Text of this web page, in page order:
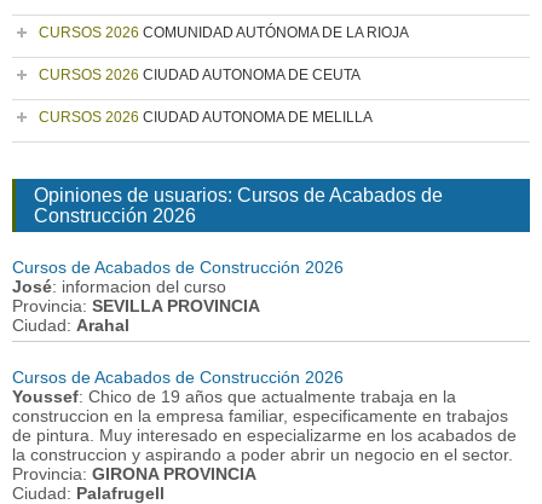
CURSOS 2026 COMUNIDAD AUTÓNOMA DE LA RIOJA
CURSOS 2026 CIUDAD AUTONOMA DE CEUTA
CURSOS 2026 CIUDAD AUTONOMA DE MELILLA
Opiniones de usuarios: Cursos de Acabados de
Construcción 2026
Cursos de Acabados de Construcción 2026
José: informacion del curso
Provincia: SEVILLA PROVINCIA
Ciudad: Arahal
Cursos de Acabados de Construcción 2026
Youssef: Chico de 19 años que actualmente trabaja en la
construccion en la empresa familiar, especificamente en trabajos
de pintura. Muy interesado en especializarme en los acabados de
la construccion y aspirando a poder abrir un negocio en el sector.
Provincia: GIRONA PROVINCIA
Ciudad: Palafrugell